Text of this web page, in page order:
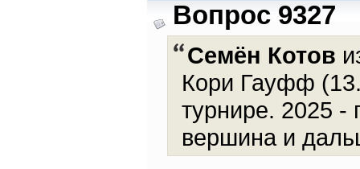
Вопрос 9327
Семён Котов
Кори Гауфф
турнире. 2025 -
вершина и